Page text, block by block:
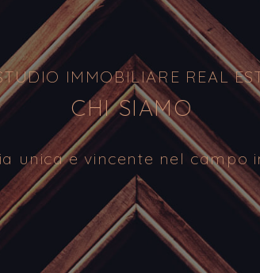
IMMOBILIARE REAL
CHI SIAMO
unica e vincente nel campo